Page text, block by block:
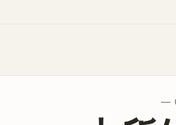
—